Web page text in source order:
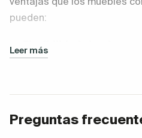
pueden:
Flexibilidad absoluta:
Diseño a medida:
Leer más
Preguntas